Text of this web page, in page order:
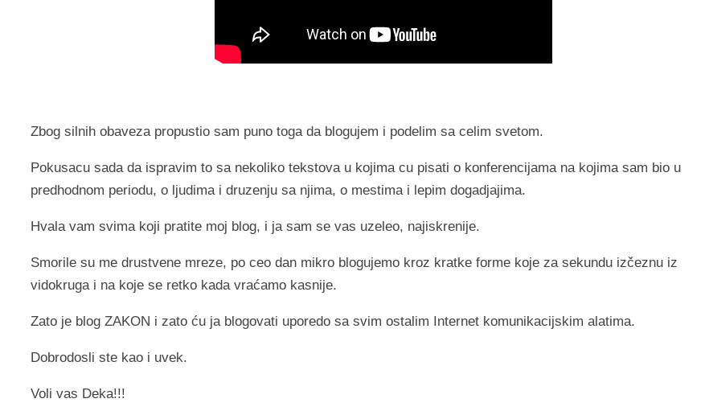
Zbog silnih obaveza propustio sam puno toga da blogujem i podelim sa celim svetom.
Pokusacu sada da ispravim to sa nekoliko tekstova u kojima cu pisati o konferencijama na kojima sam bio u
predhodnom periodu, o ljudima i druzenju sa njima, o mestima i lepim dogadjajima.
Hvala vam svima koji pratite moj blog, i ja sam se vas uzeleo, najiskrenije.
Smorile su me drustvene mreze, po ceo dan mikro blogujemo kroz kratke forme koje za sekundu izčeznu iz
vidokruga i na koje se retko kada vraćamo kasnije.
Zato je blog ZAKON i zato ću ja blogovati uporedo sa svim ostalim Internet komunikacijskim alatima.
Dobrodosli ste kao i uvek.
Voli vas Deka!!!